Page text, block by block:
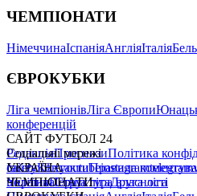
ЧЕМПІОНАТИ
НімеччинаІспаніяАнгліяІталія
ЄВРОКУБКИ
Ліга чемпіонівЛіга Європи
конференцій
САЙТ ФУТБОЛ 24
РедакціяПрогнозиПолітика
сайтуКонтактиПравила
політикаСтруктура власності
Соціальні мережі
facebookxyoutubeinstagramtelegram
УКРАЇНА
УкраїнаПерша лігаДруга ліга
ЧЕМПІОНАТИ